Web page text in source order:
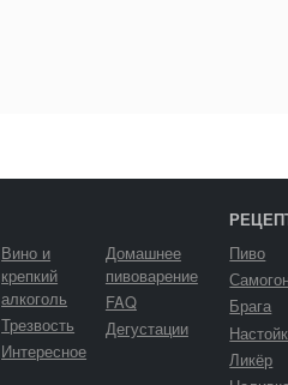
Вино и
крепкий
алкоголь
Трезвость
Интересное
Домашнее
пивоварение
FAQ
Дегустации
Пиво
Брага
Ликёр